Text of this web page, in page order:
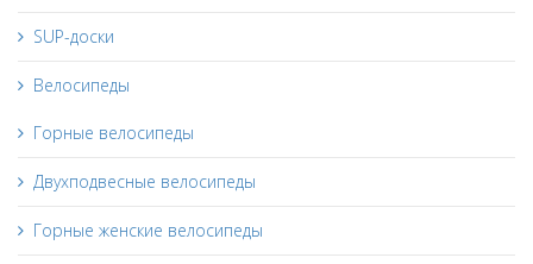
SUP-доски
Велосипеды
Горные велосипеды
Двухподвесные велосипеды
Горные женские велосипеды